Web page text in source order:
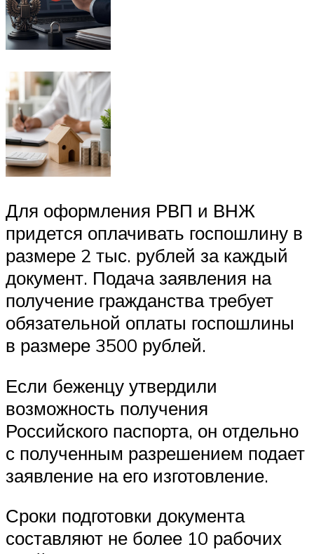
Для оформления РВП и ВНЖ
придется оплачивать госпошлину в
размере 2 тыс. рублей за каждый
документ. Подача заявления на
получение гражданства требует
обязательной оплаты госпошлины
в размере 3500 рублей.
Если беженцу утвердили
возможность получения
Российского паспорта, он отдельно
с полученным разрешением подает
заявление на его изготовление.
Сроки подготовки документа
составляют не более 10 рабочих